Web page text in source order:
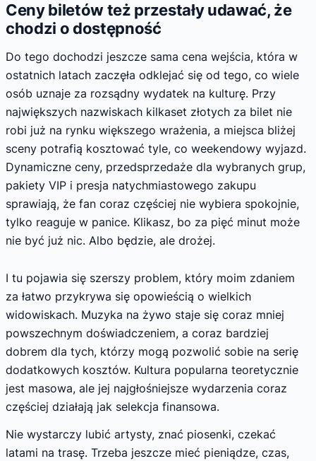
Ceny biletów też przestały udawać, że
chodzi o dostępność
Do tego dochodzi jeszcze sama cena wejścia, która w
ostatnich latach zaczęła odklejać się od tego, co wiele
osób uznaje za rozsądny wydatek na kulturę. Przy
największych nazwiskach kilkaset złotych za bilet nie
robi już na rynku większego wrażenia, a miejsca bliżej
sceny potrafią kosztować tyle, co weekendowy wyjazd.
Dynamiczne ceny, przedsprzedaże dla wybranych grup,
pakiety VIP i presja natychmiastowego zakupu
sprawiają, że fan coraz częściej nie wybiera spokojnie,
tylko reaguje w panice. Klikasz, bo za pięć minut może
nie być już nic. Albo będzie, ale drożej.
I tu pojawia się szerszy problem, który moim zdaniem
za łatwo przykrywa się opowieścią o wielkich
widowiskach. Muzyka na żywo staje się coraz mniej
powszechnym doświadczeniem, a coraz bardziej
dobrem dla tych, którzy mogą pozwolić sobie na serię
dodatkowych kosztów. Kultura popularna teoretycznie
jest masowa, ale jej najgłośniejsze wydarzenia coraz
częściej działają jak selekcja finansowa.
Nie wystarczy lubić artysty, znać piosenki, czekać
latami na trasę. Trzeba jeszcze mieć pieniądze, czas,